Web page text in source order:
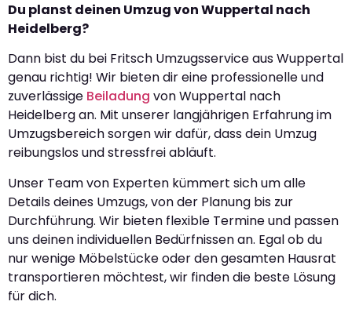
Du planst deinen Umzug von Wuppertal nach
Heidelberg?
Dann bist du bei Fritsch Umzugsservice aus Wuppertal
genau richtig! Wir bieten dir eine professionelle und
zuverlässige Beiladung von Wuppertal nach
Heidelberg an. Mit unserer langjährigen Erfahrung im
Umzugsbereich sorgen wir dafür, dass dein Umzug
reibungslos und stressfrei abläuft.
Unser Team von Experten kümmert sich um alle
Details deines Umzugs, von der Planung bis zur
Durchführung. Wir bieten flexible Termine und passen
uns deinen individuellen Bedürfnissen an. Egal ob du
nur wenige Möbelstücke oder den gesamten Hausrat
transportieren möchtest, wir finden die beste Lösung
für dich.